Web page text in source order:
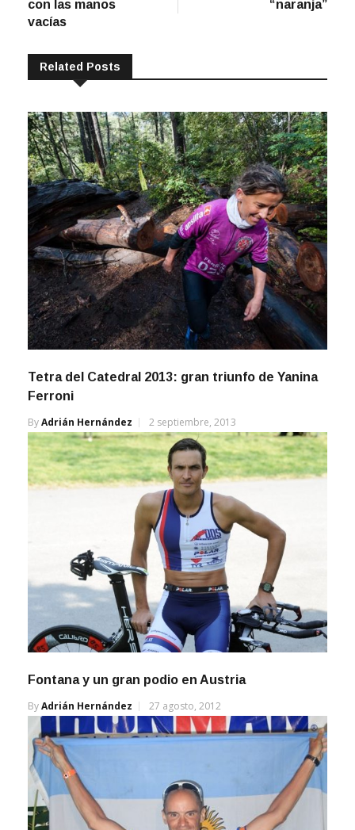
entradas
con las manos
vacías
“naranja”
Related Posts
Tetra del Catedral 2013: gran triunfo de Yanina
Ferroni
ByAdrián Hernández 2 septiembre, 2013
Fontana y un gran podio en Austria
ByAdrián Hernández 27 agosto, 2012